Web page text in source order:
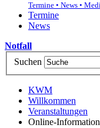
Termine • News •
Termine
News
Notfall
Suchen
KWM
Willkommen
Veranstaltungen
Online-